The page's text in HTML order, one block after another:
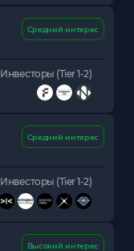
Средний интерес
Инвесторы (Tier 1-2)
Средний интерес
Инвесторы (Tier 1-2)
BAT Высокий интерес